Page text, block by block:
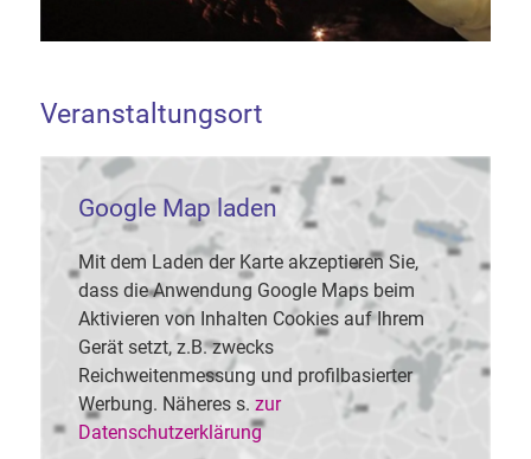
Veranstaltungsort
Google Map laden
Mit dem Laden der Karte akzeptieren Sie,
dass die Anwendung Google Maps beim
Aktivieren von Inhalten Cookies auf Ihrem
Gerät setzt, z.B. zwecks
Reichweitenmessung und profilbasierter
Werbung. Näheres s. zur
Datenschutzerklärung